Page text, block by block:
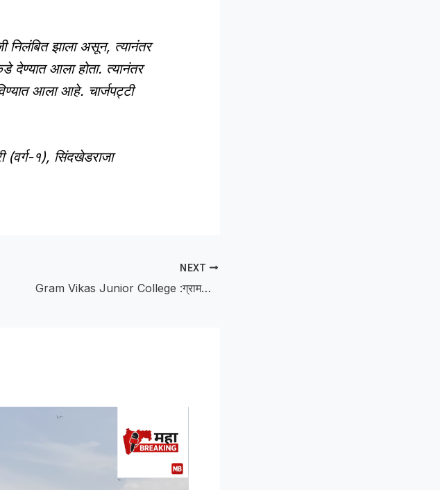
निलंबित झाला असून, त्यानंतर
देण्यात आला होता. त्यानंतर
आला आहे. चार्जपट्टी
१), सिंदखेडराजा
NEXT
Gram Vikas Junior College :ग्रामविकास कनिष्ठ महाविद्यालयाचा बारावीला ९५ टक्के निकाल; खुशी पटेल महाविद्यालयात प्रथम